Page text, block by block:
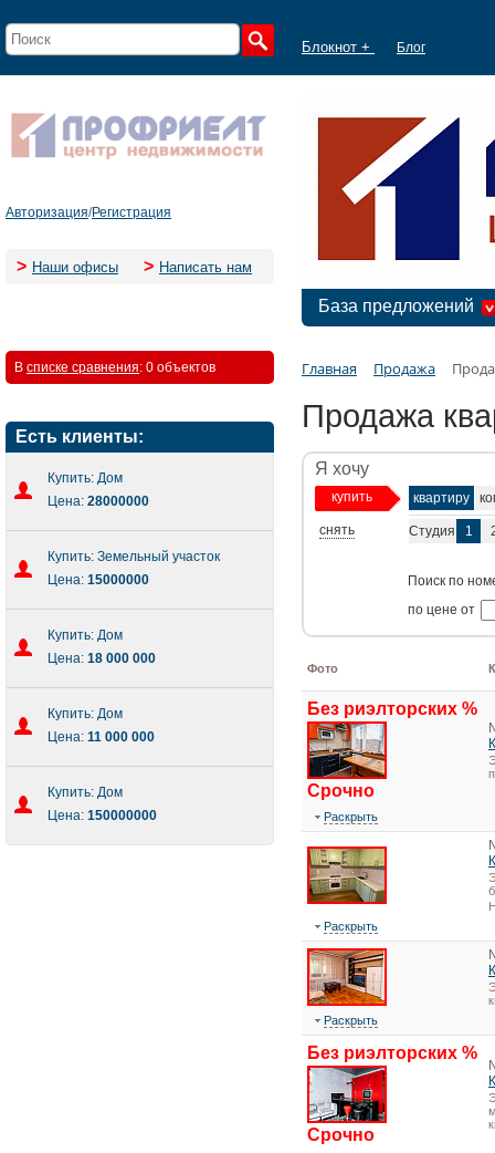
Блокнот + Блог
Авторизация/Регистрация
> Наши офисы > Написать нам
База предложений
В списке сравнения: 0 объектов
Есть клиенты:
Купить: Дом
Цена: 28000000
Купить: Земельный участок
Цена: 15000000
Купить: Дом
Цена: 18 000 000
Купить: Дом
Цена: 11 000 000
Купить: Дом
Цена: 150000000
Главная Продажа
Продажа
Я хочу
купить
снять
квартиру
Студия 1
Поиск по
по цене от
Фото
Без риэлторских %
Срочно
Раскрыть
Раскрыть
Раскрыть
Без риэлторских %
Срочно